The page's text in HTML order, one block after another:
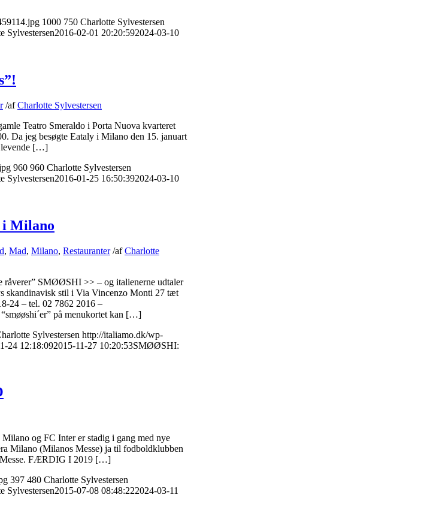
1000 750 Charlotte Sylvestersen
Sylvestersen2016-02-01 20:20:592024-03-10
/afCharlotte Sylvestersen
Teatro Smeraldo i Porta Nuova kvarteret
Da jeg besøgte Eataly i Milano den 15. januart
levende […]
960 960 Charlotte Sylvestersen
Sylvestersen2016-01-25 16:50:392024-03-10
i Milano
, Mad, Milano, Restauranter /afCharlotte
råverer” SMØØSHI >> – og italienerne udtaler
skandinavisk stil i Via Vincenzo Monti 27 tæt
24 – tel. 02 7862 2016 –
på menukortet kan […]
Sylvestersen http://italiamo.dk/wp-
24 12:18:092015-11-27 10:20:53SMØØSHI:
og FC Inter er stadig i gang med nye
Milano (Milanos Messe) ja til fodboldklubben
Messe. FÆRDIG I 2019 […]
397 480 Charlotte Sylvestersen
Sylvestersen2015-07-08 08:48:222024-03-11